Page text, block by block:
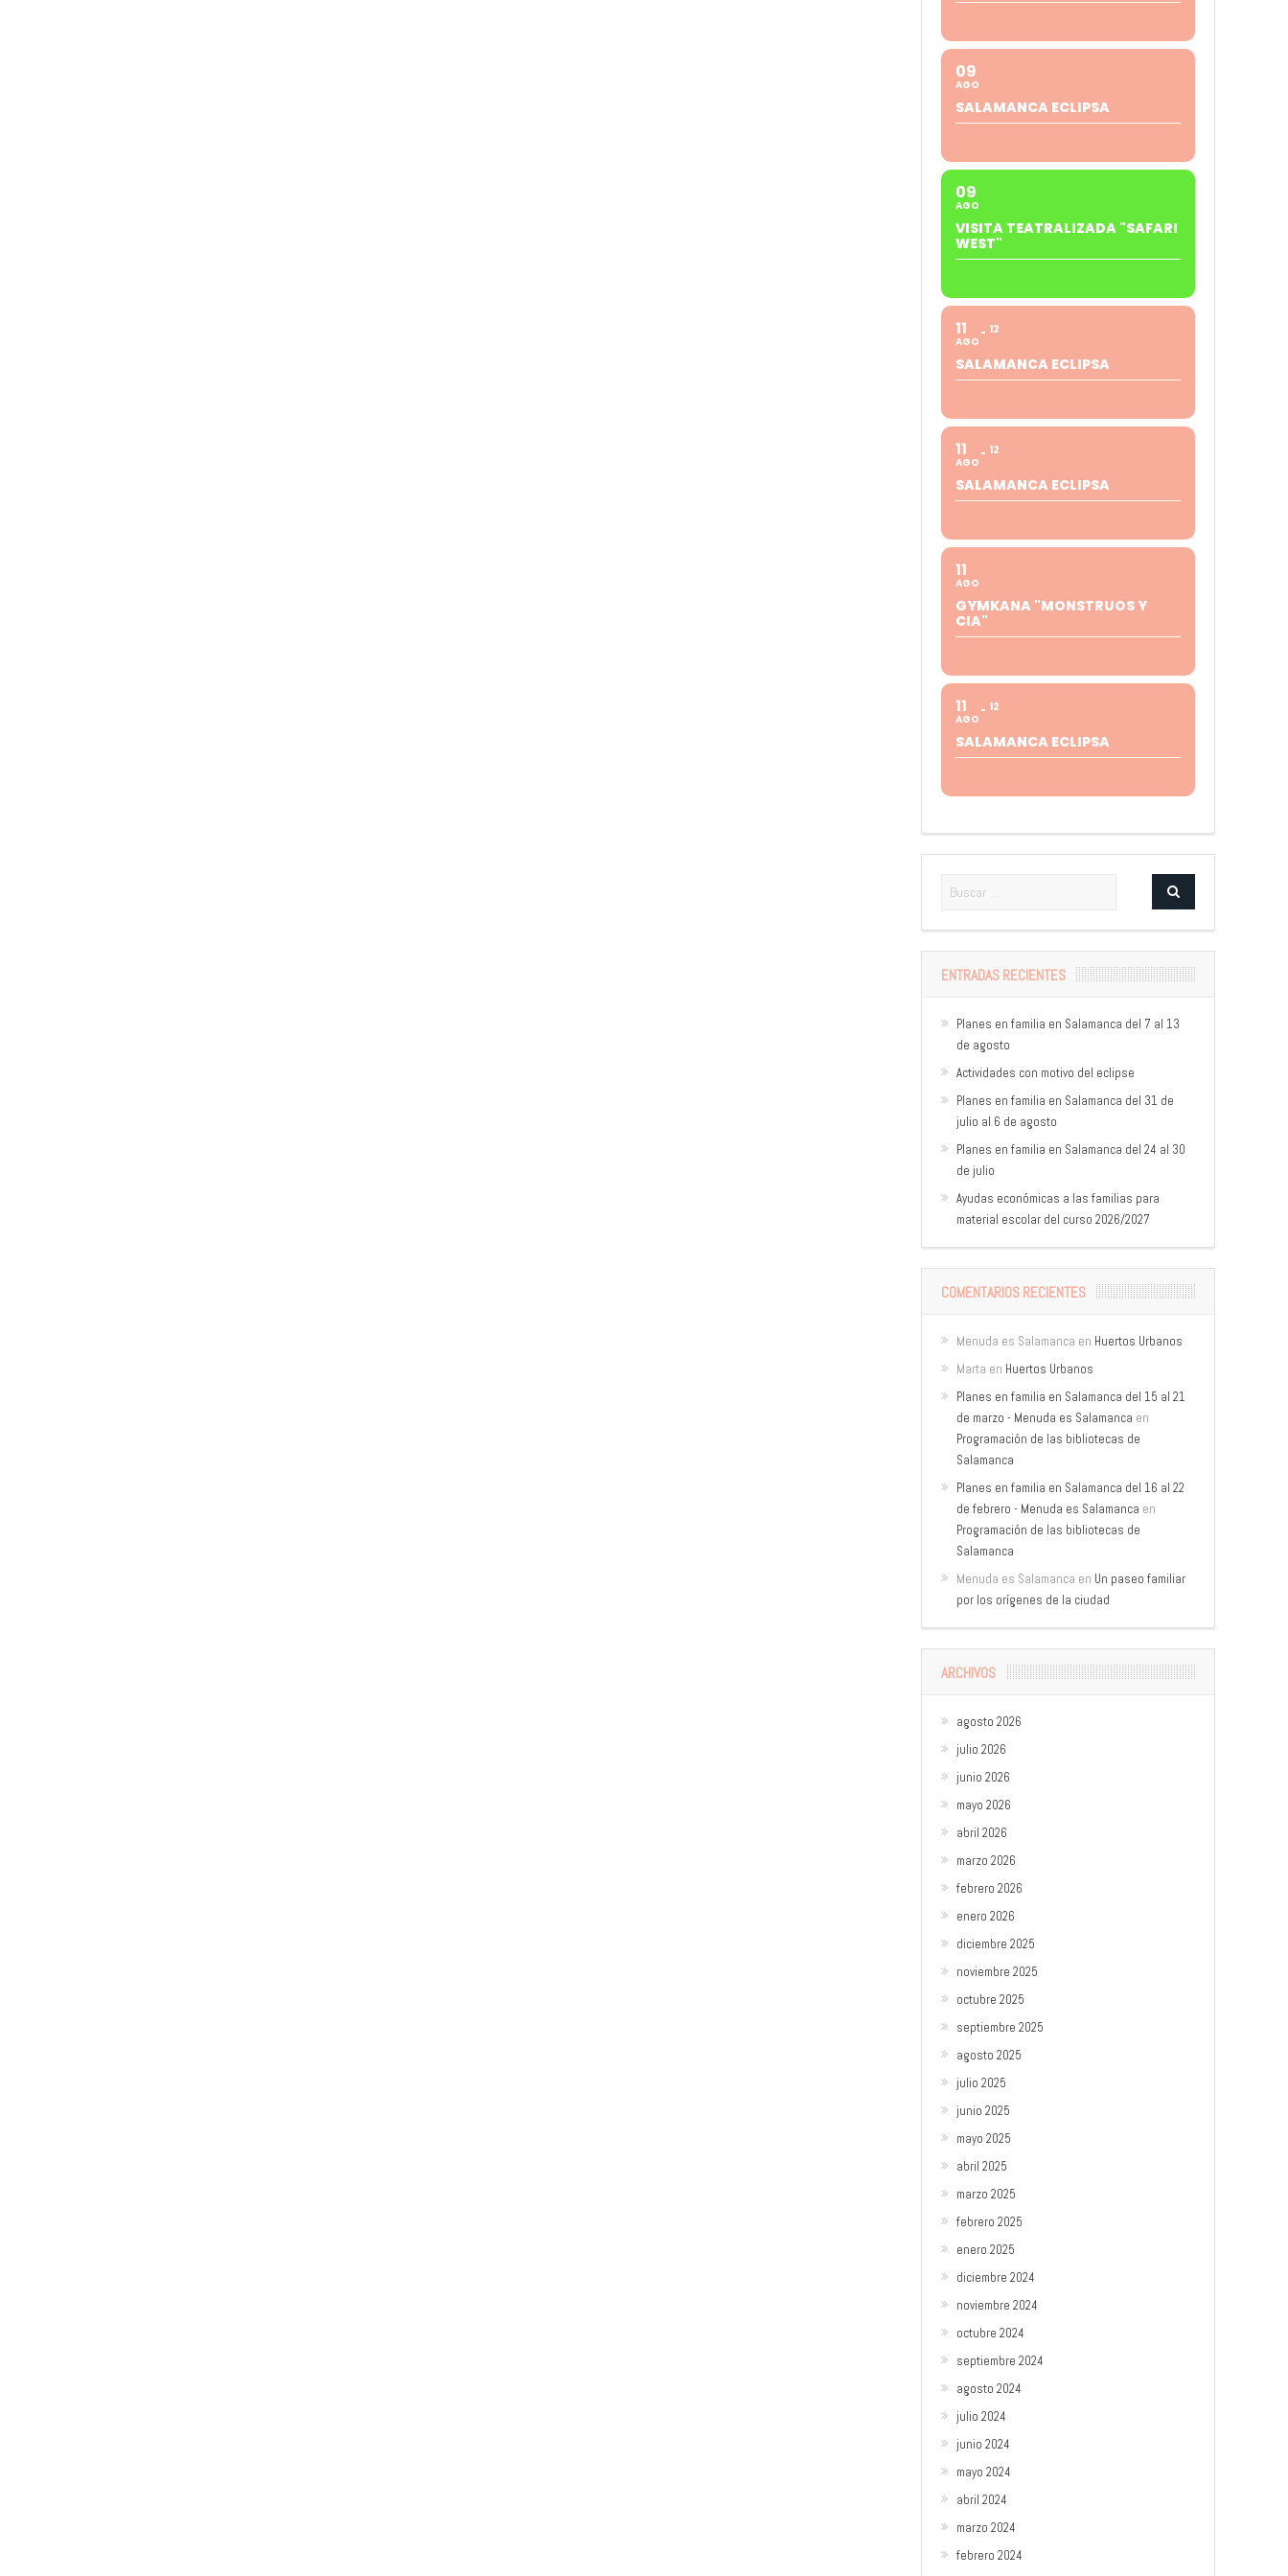
09
AGO
SALAMANCA ECLIPSA
09
AGO
VISITA TEATRALIZADA "SAFARI
WEST"
11
AGO
12
SALAMANCA ECLIPSA
11
AGO
12
SALAMANCA ECLIPSA
11
AGO
GYMKANA "MONSTRUOS Y
CIA"
11
AGO
12
SALAMANCA ECLIPSA
ENTRADAS RECIENTES
Planes en familia en Salamanca del 7 al 13
de agosto
Actividades con motivo del eclipse
Planes en familia en Salamanca del 31 de
julio al 6 de agosto
Planes en familia en Salamanca del 24 al 30
de julio
Ayudas económicas a las familias para
material escolar del curso 2026/2027
COMENTARIOS RECIENTES
Menuda es Salamanca en Huertos Urbanos
Marta en Huertos Urbanos
Planes en familia en Salamanca del 15 al 21
de marzo - Menuda es Salamanca en
Programación de las bibliotecas de
Salamanca
Planes en familia en Salamanca del 16 al 22
de febrero - Menuda es Salamanca en
Programación de las bibliotecas de
Salamanca
Menuda es Salamanca en Un paseo familiar
por los orígenes de la ciudad
ARCHIVOS
agosto 2026
julio 2026
junio 2026
mayo 2026
abril 2026
marzo 2026
febrero 2026
enero 2026
diciembre 2025
noviembre 2025
octubre 2025
septiembre 2025
agosto 2025
julio 2025
junio 2025
mayo 2025
abril 2025
marzo 2025
febrero 2025
enero 2025
diciembre 2024
noviembre 2024
octubre 2024
septiembre 2024
agosto 2024
julio 2024
junio 2024
mayo 2024
abril 2024
marzo 2024
febrero 2024